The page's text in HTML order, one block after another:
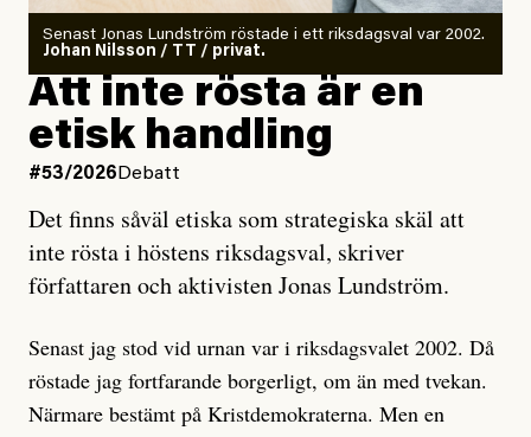
Antingen har en bevis på att de är infiltratörer, och då
ska en gå ut med det så fort det bara går för att skydda
rörelsen. Eller så har en inga bevis, bara misstankar,
och då ska en efterforska diskret, just för att inte skapa
oro inom rörelsen.
Artikeln undersöker inte, som ETC påstår, ”vad som
är sant, vad som är rykten”, utan den bidrar bara till
ännu mer ryktesspridning. Det finns inte ett enda bevis
misstänkta personen är en infiltratör. Det som läsaren
får veta är att personen har ändrat sina politiska åsikter
under åren, att den har raderat tidigare innehåll på sina
Senast Jonas Lundström röstade i ett riksdagsval var 2002.
Johan Nilsson / TT / privat.
Att inte rösta är en
etisk handling
#53/2026 Debatt
Det finns såväl etiska som strategiska skäl att
inte rösta i höstens riksdagsval, skriver
författaren och aktivisten Jonas Lundström.
Senast jag stod vid urnan var i riksdagsvalet 2002. Då
röstade jag fortfarande borgerligt, om än med tvekan.
Närmare bestämt på Kristdemokraterna. Men en